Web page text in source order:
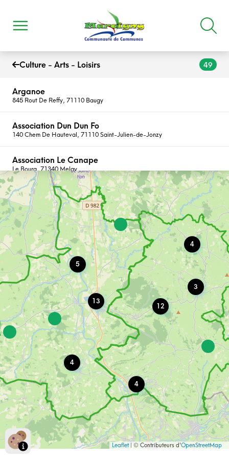
4
4
4
3
12
5
13
Leaflet| © Contributeurs d'OpenStreetMap
Culture - Arts - Loisirs 49
Arganoe
845 Rout De Reffy, 71110 Baugy
Association Dun Dun Fo
140 Chem De Hauteval, 71110 Saint-Julien-de-Jonzy
Association Le Canape
Le Bourg, 71340 Melay
Association Regard Sur L'art
11 Rue General De Gaulle, 71110 Marcigny
Atelier Le Bout De Bois
La Beluse, 71110 Briant
Bensalah Sabrina
Les Bidolins, 71340 Melay
Cuinier Pascale
Le Collozot, 71110 Artaix
Dard Annie
10 Rue Claude Marie Farnier, 71800 Saint-Christophe-en-
Brionnais
Devaux Valerie
860 Rout De Paray, 71110 Varenne-l'Arconce
Dubreuil Nicole
2 Impa Bonnefoy, 71110 Marcigny
Editions Du Cynocephale
7 Rue Des Ecoles, 71110 Marcigny